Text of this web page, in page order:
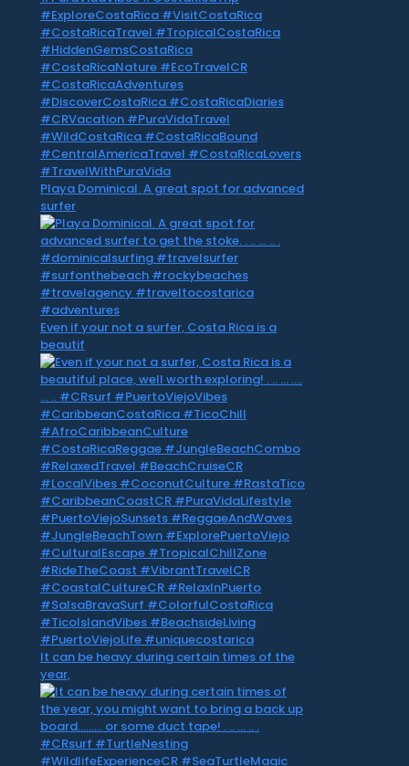
Playa Dominical. A great spot for advanced
surfer
Even if your not a surfer, Costa Rica is a
beautif
It can be heavy during certain times of the
year,